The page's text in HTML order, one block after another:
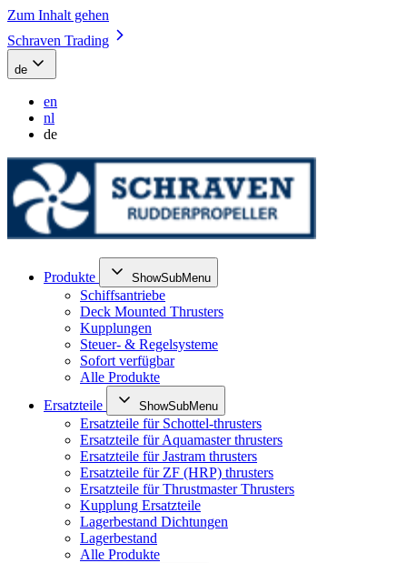
Zum Inhalt gehen
Schraven Trading
de
en
nl
de
Produkte ShowSubMenu
Schiffsantriebe
Deck Mounted Thrusters
Kupplungen
Steuer- & Regelsysteme
Sofort verfügbar
Alle Produkte
Ersatzteile
ShowSubMenu
Ersatzteile für Schottel-thrusters
Ersatzteile für Aquamaster thrusters
Ersatzteile für Jastram thrusters
Ersatzteile für ZF (HRP) thrusters
Ersatzteile für Thrustmaster Thrusters
Kupplung Ersatzteile
Lagerbestand Dichtungen
Lagerbestand
Alle Produkte